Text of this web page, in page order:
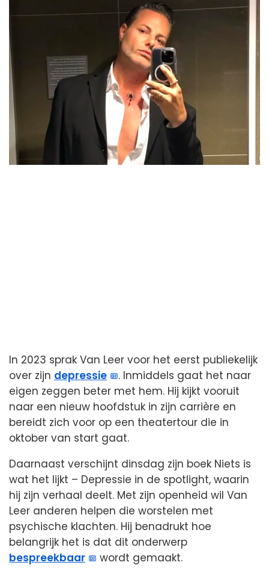
In 2023 sprak Van Leer voor het eerst publiekelijk
over zijn depressie
. Inmiddels gaat het naar
eigen zeggen beter met hem. Hij kijkt vooruit
naar een nieuw hoofdstuk in zijn carrière en
bereidt zich voor op een theatertour die in
oktober van start gaat.
Daarnaast verschijnt dinsdag zijn boek Niets is
wat het lijkt – Depressie in de spotlight, waarin
hij zijn verhaal deelt. Met zijn openheid wil Van
Leer anderen helpen die worstelen met
psychische klachten. Hij benadrukt hoe
belangrijk het is dat dit onderwerp
bespreekbaar
wordt gemaakt.